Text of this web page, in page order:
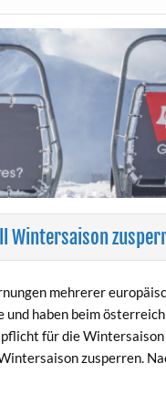
Wintersaison
mehrerer
haben beim
für die
zusperren.